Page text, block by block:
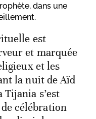
dans une
est
et marquée
et les
la nuit de Aïd
s’est
célébration